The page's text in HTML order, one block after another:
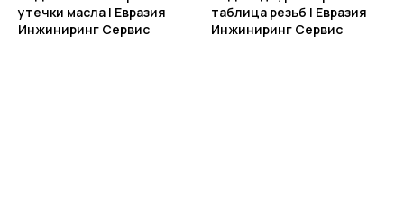
утечки масла | Евразия
Инжиниринг Сервис
таблица резьб | Евразия
Инжиниринг Сервис